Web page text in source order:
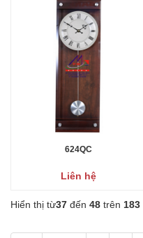
624QC
Liên hệ
Hiển thị từ37 đến 48 trên 183